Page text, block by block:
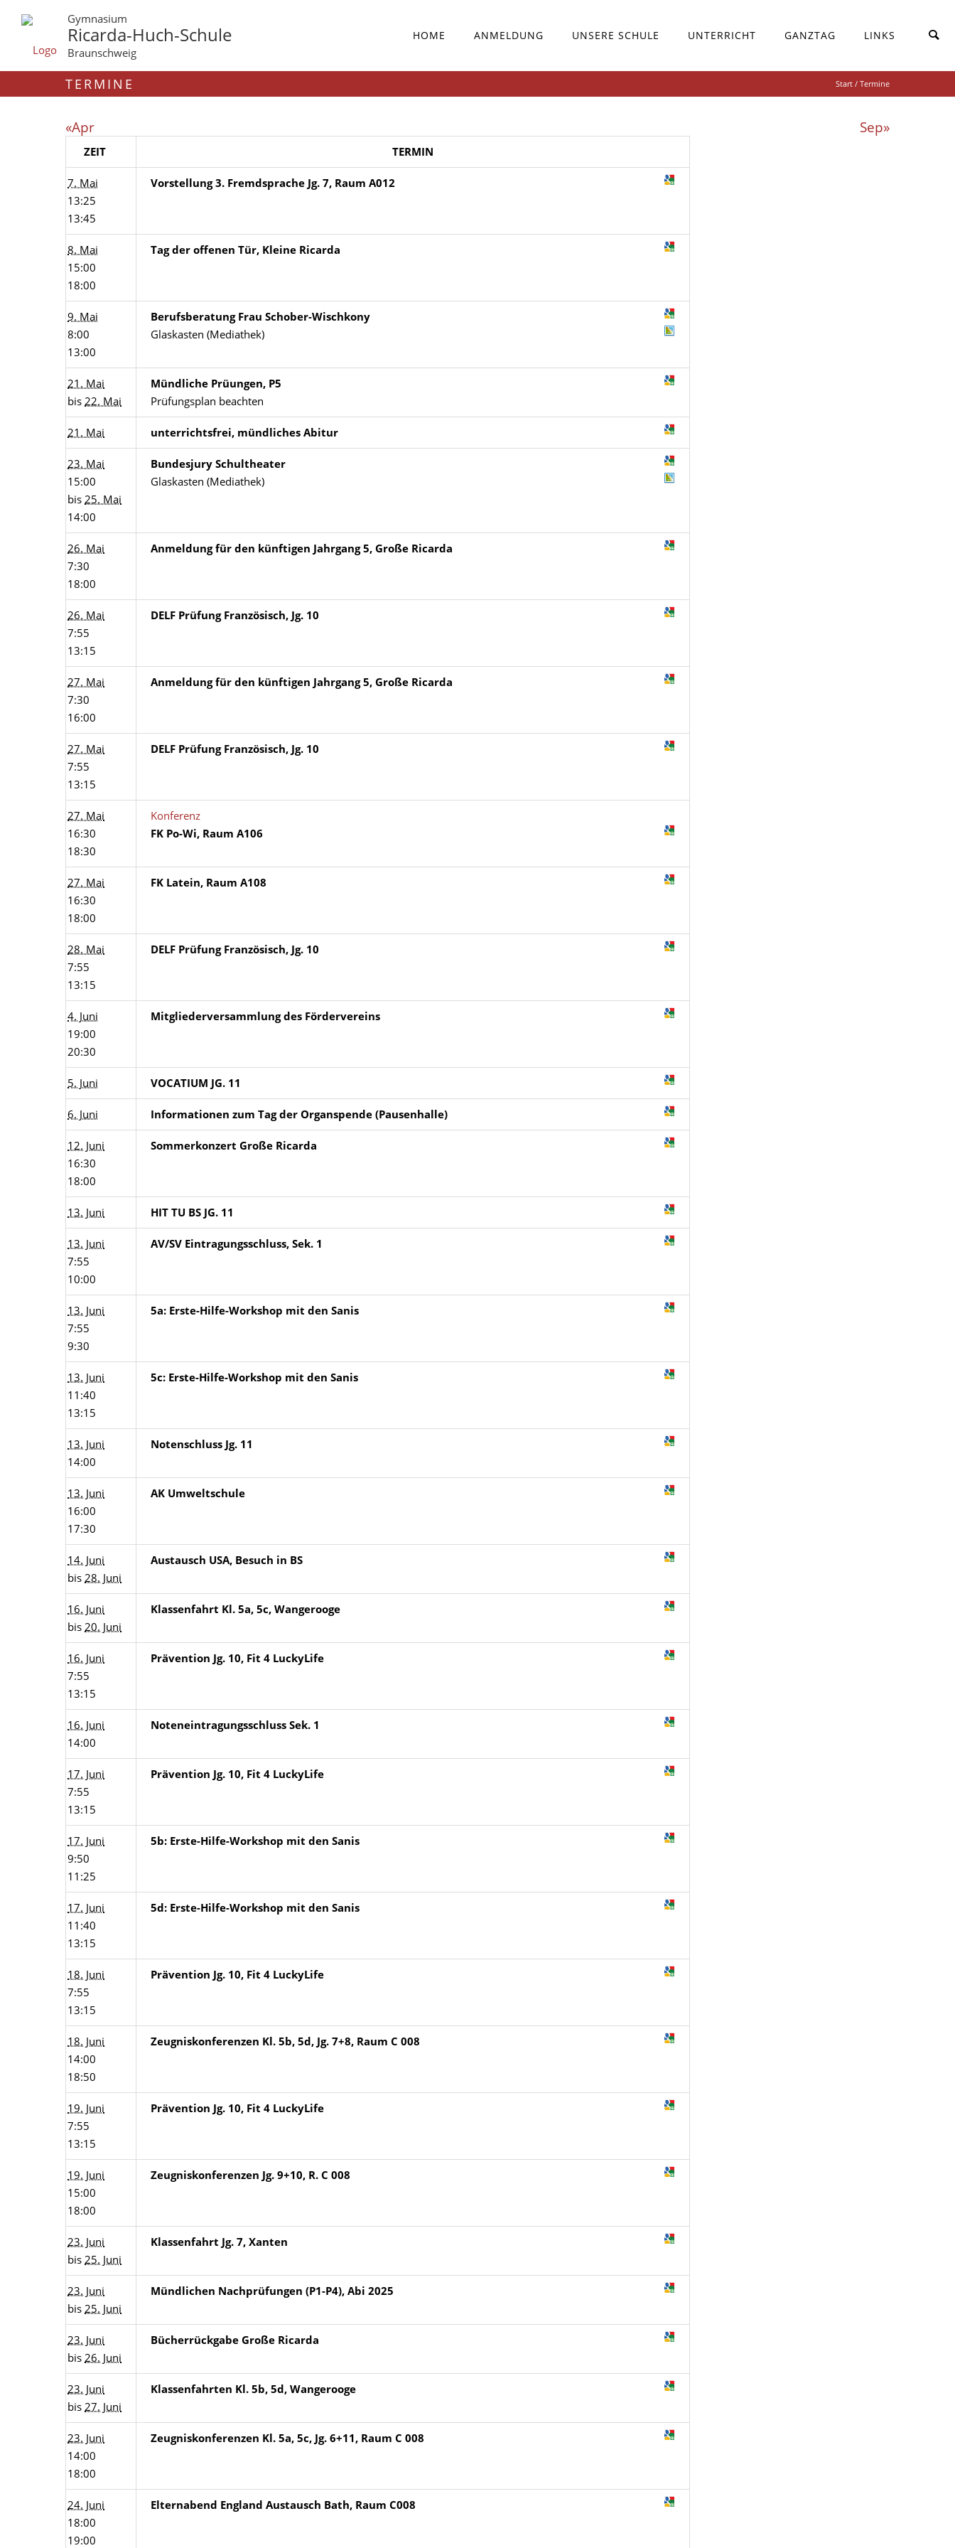
Gymnasium
Ricarda-Huch-Schule
Braunschweig
HOME ANMELDUNG UNSERE SCHULE UNTERRICHT GANZTAG LINKS
TERMINE Start / Termine
«Apr Sep»
ZEIT TERMIN
7. Mai
13:25
13:45
Vorstellung 3. Fremdsprache Jg. 7, Raum A012
8. Mai
15:00
18:00
Tag der offenen Tür, Kleine Ricarda
9. Mai
8:00
13:00
Berufsberatung Frau Schober-Wischkony
Glaskasten (Mediathek)
21. Mai
bis 22. Mai
Mündliche Prüungen, P5
Prüfungsplan beachten
21. Mai unterrichtsfrei, mündliches Abitur
23. Mai
15:00
bis 25. Mai
14:00
Bundesjury Schultheater
Glaskasten (Mediathek)
26. Mai
7:30
18:00
Anmeldung für den künftigen Jahrgang 5, Große Ricarda
26. Mai
7:55
13:15
DELF Prüfung Französisch, Jg. 10
27. Mai
7:30
16:00
Anmeldung für den künftigen Jahrgang 5, Große Ricarda
27. Mai
7:55
13:15
DELF Prüfung Französisch, Jg. 10
27. Mai
16:30
18:30
Konferenz
FK Po-Wi, Raum A106
27. Mai
16:30
18:00
FK Latein, Raum A108
28. Mai
7:55
13:15
DELF Prüfung Französisch, Jg. 10
4. Juni
19:00
20:30
Mitgliederversammlung des Fördervereins
5. Juni VOCATIUM JG. 11
6. Juni Informationen zum Tag der Organspende (Pausenhalle)
12. Juni
16:30
18:00
Sommerkonzert Große Ricarda
13. Juni HIT TU BS JG. 11
13. Juni
7:55
10:00
AV/SV Eintragungsschluss, Sek. 1
13. Juni
7:55
9:30
5a: Erste-Hilfe-Workshop mit den Sanis
13. Juni
11:40
13:15
5c: Erste-Hilfe-Workshop mit den Sanis
13. Juni
14:00
Notenschluss Jg. 11
13. Juni
16:00
17:30
AK Umweltschule
14. Juni
bis 28. Juni
Austausch USA, Besuch in BS
16. Juni
bis 20. Juni
Klassenfahrt Kl. 5a, 5c, Wangerooge
16. Juni
7:55
13:15
Prävention Jg. 10, Fit 4 LuckyLife
16. Juni
14:00
Noteneintragungsschluss Sek. 1
17. Juni
7:55
13:15
Prävention Jg. 10, Fit 4 LuckyLife
17. Juni
9:50
11:25
5b: Erste-Hilfe-Workshop mit den Sanis
17. Juni
11:40
13:15
5d: Erste-Hilfe-Workshop mit den Sanis
18. Juni
7:55
13:15
Prävention Jg. 10, Fit 4 LuckyLife
18. Juni
14:00
18:50
Zeugniskonferenzen Kl. 5b, 5d, Jg. 7+8, Raum C 008
19. Juni
7:55
13:15
Prävention Jg. 10, Fit 4 LuckyLife
19. Juni
15:00
18:00
Zeugniskonferenzen Jg. 9+10, R. C 008
23. Juni
bis 25. Juni
Klassenfahrt Jg. 7, Xanten
23. Juni
bis 25. Juni
Mündlichen Nachprüfungen (P1-P4), Abi 2025
23. Juni
bis 26. Juni
Bücherrückgabe Große Ricarda
23. Juni
bis 27. Juni
Klassenfahrten Kl. 5b, 5d, Wangerooge
23. Juni
14:00
18:00
Zeugniskonferenzen Kl. 5a, 5c, Jg. 6+11, Raum C 008
24. Juni
18:00
19:00
Elternabend England Austausch Bath, Raum C008